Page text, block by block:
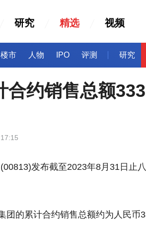
研究 精选 视频
楼市 人物 IPO 评测 研究
合约销售总额
发布截至2023年8月31日止
的累计合约销售总额约为人民币